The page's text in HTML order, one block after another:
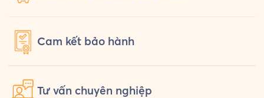
Cam kết bảo hành
Tư vấn chuyên nghiệp